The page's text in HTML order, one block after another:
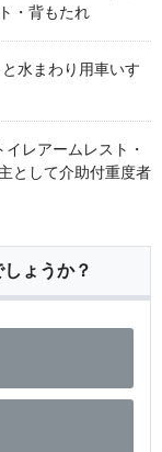
・背もたれ
水まわり用車いす
イレアームレスト・
として介助付重度者
ょうか？